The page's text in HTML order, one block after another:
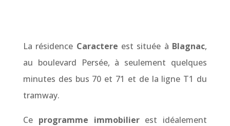
La résidence Caractere est située à Blagnac,
au boulevard Persée, à seulement quelques
minutes des bus 70 et 71 et de la ligne T1 du
tramway.
Ce programme immobilierest idéalement